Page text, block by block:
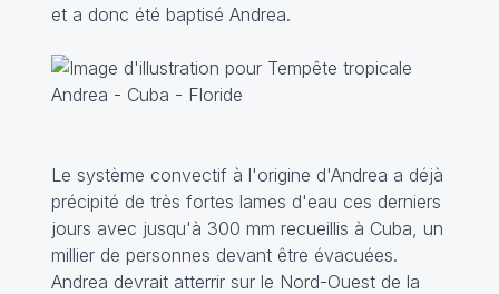
et a donc été baptisé Andrea.
Le système convectif à l'origine d'Andrea a déjà
précipité de très fortes lames d'eau ces derniers
jours avec jusqu'à 300 mm recueillis à Cuba, un
millier de personnes devant être évacuées.
Andrea devrait atterrir sur le Nord-Ouest de la